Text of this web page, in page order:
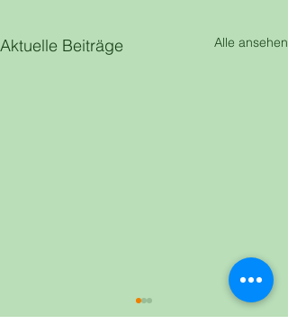
Aktuelle Beiträge Alle ansehen
Infoabende